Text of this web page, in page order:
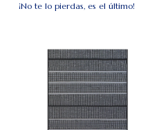
¡No te lo pierdas, es el último!